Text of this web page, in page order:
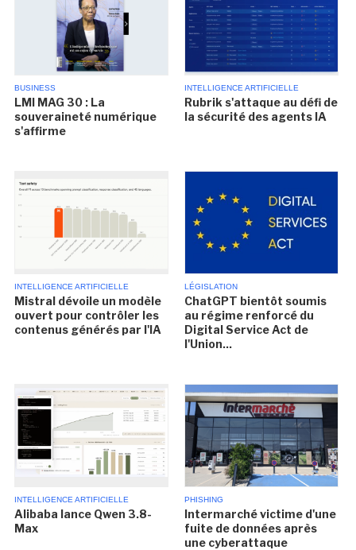
BUSINESS
LMI MAG 30 : La
souveraineté numérique
s'affirme
INTELLIGENCE ARTIFICIELLE
Rubrik s'attaque au défi de
la sécurité des agents IA
INTELLIGENCE ARTIFICIELLE
Mistral dévoile un modèle
ouvert pour contrôler les
contenus générés par l'IA
LÉGISLATION
ChatGPT bientôt soumis
au régime renforcé du
Digital Service Act de
l'Union...
INTELLIGENCE ARTIFICIELLE
Alibaba lance Qwen 3.8-
Max
PHISHING
Intermarché victime d'une
fuite de données après
une cyberattaque